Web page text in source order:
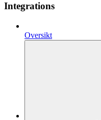
Integrations
Oversikt